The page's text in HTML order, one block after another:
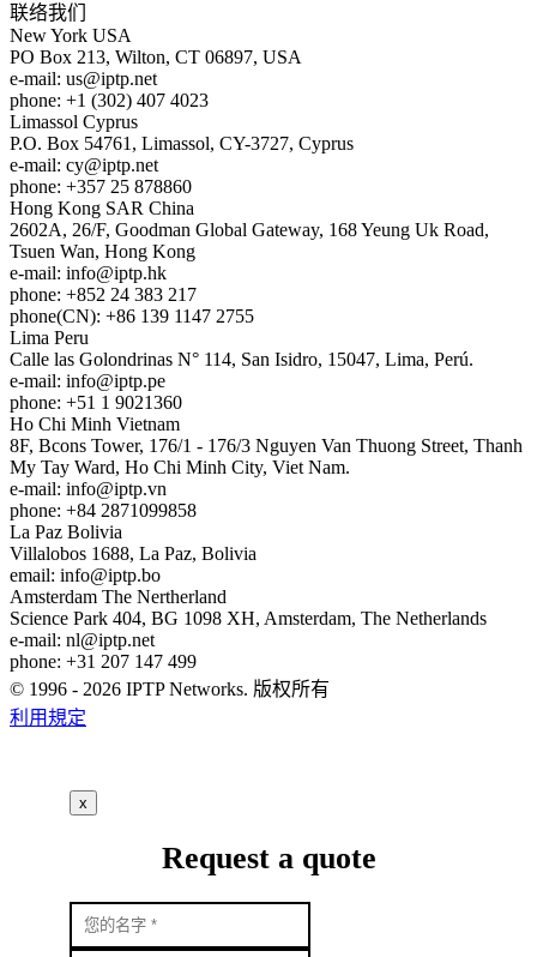
联络我们
New York USA
PO Box 213, Wilton, CT 06897, USA
e-mail: us
iptp.net
phone: +1 (302) 407 4023
Limassol Cyprus
P.O. Box 54761, Limassol, CY-3727, Cyprus
e-mail: cy
iptp.net
phone: +357 25 878860
Hong Kong SAR China
2602A, 26/F, Goodman Global Gateway, 168 Yeung Uk Road,
Tsuen Wan, Hong Kong
e-mail: info
iptp.hk
phone: +852 24 383 217
phone(CN): +86 139 1147 2755
Lima Peru
Calle las Golondrinas N° 114, San Isidro, 15047, Lima, Perú.
e-mail: info
iptp.pe
phone: +51 1 9021360
Ho Chi Minh Vietnam
8F, Bcons Tower, 176/1 - 176/3 Nguyen Van Thuong Street, Thanh
My Tay Ward, Ho Chi Minh City, Viet Nam.
e-mail: info
iptp.vn
phone: +84 2871099858
La Paz Bolivia
Villalobos 1688, La Paz, Bolivia
email: info
iptp.bo
Amsterdam The Nertherland
Science Park 404, BG 1098 XH, Amsterdam, The Netherlands
e-mail: nl
iptp.net
phone: +31 207 147 499
© 1996 - 2026 IPTP Networks. 版权所有
利用規定
x
Request a quote